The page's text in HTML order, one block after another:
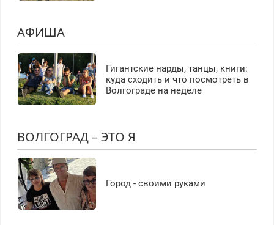
АФИША
Гигантские нарды, танцы, книги:
куда сходить и что посмотреть в
Волгограде на неделе
ВОЛГОГРАД – ЭТО Я
Город - своими руками